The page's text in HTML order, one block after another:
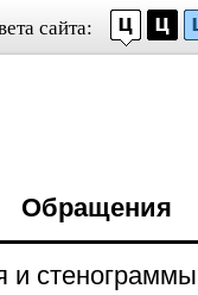
сайта:
Обращения
и стенограммы